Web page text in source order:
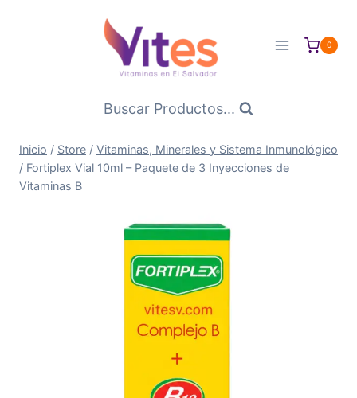
0
Buscar Productos...
Inicio / Store / Vitaminas, Minerales y Sistema Inmunológico
/ Fortiplex Vial 10ml – Paquete de 3 Inyecciones de
Vitaminas B